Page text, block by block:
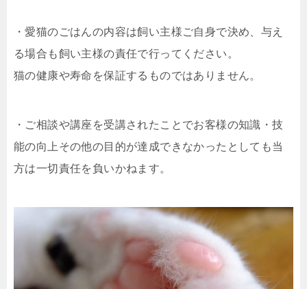
・愛猫のごはんの内容は飼い主様ご自身で決め、与え
る場合も飼い主様の責任で行ってください。
猫の健康や寿命を保証するものではありません。
・ご相談や講座を受講されたことでお客様の知識・技
能の向上その他の目的が達成できなかったとしても当
方は一切責任を負いかねます。